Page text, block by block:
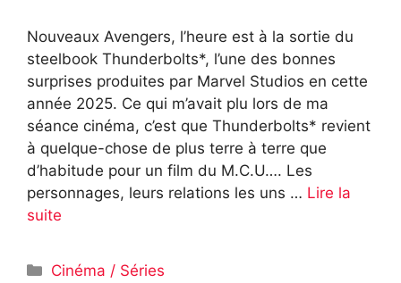
Nouveaux Avengers, l’heure est à la sortie du
steelbook Thunderbolts*, l’une des bonnes
surprises produites par Marvel Studios en cette
année 2025. Ce qui m’avait plu lors de ma
séance cinéma, c’est que Thunderbolts* revient
à quelque-chose de plus terre à terre que
d’habitude pour un film du M.C.U…. Les
personnages, leurs relations les uns … Lire la
suite
Catégories
Cinéma / Séries